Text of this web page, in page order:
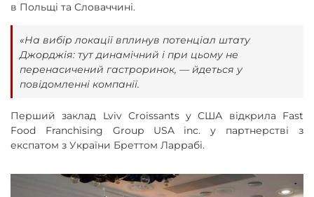
в Польщі та Словаччині.
«На вибір локації вплинув потенціал штату
Джорджія: тут динамічний і при цьому не
перенасичений гастроринок, — йдеться у
повідомленні компанії.
Перший заклад Lviv Croissants у США відкрила Fast
Food Franchising Group USA inc. у партнерстві з
експатом з України Бреттом Ларрабі.